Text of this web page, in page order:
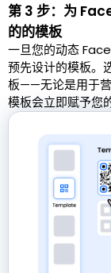
第 3 步：为
的的模板
一旦您的动态
预先设计的模板。
板——无论是用于
模板会立即赋予您